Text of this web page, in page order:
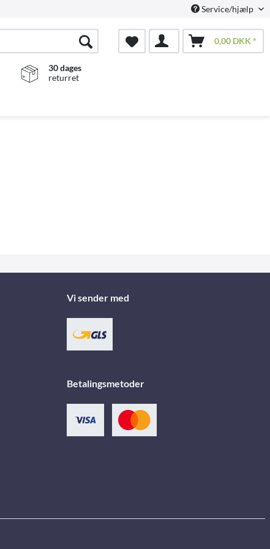
Service/hjælp
0,00 DKK *
30 dages
returret
Vi sender med
Betalingsmetoder